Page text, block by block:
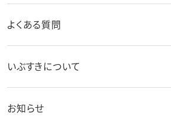
よくある質問
いぶすきについて
お知らせ